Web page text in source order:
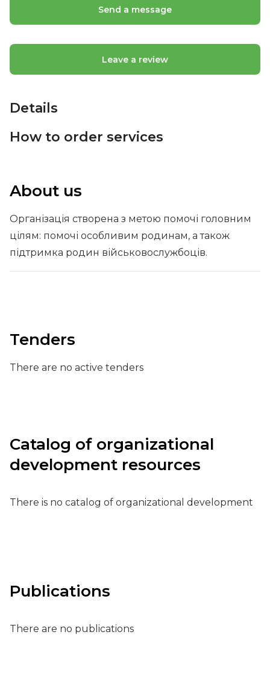
About us
Організація створена з метою помочі головним
цілям: помочі особливим родинам, а також
підтримка родин військовослужбоців.
Tenders
There are no active tenders
Catalog of organizational
development resources
There is no catalog of organizational development
Publications
There are no publications
Send a message
Leave a review
Details
How to order services